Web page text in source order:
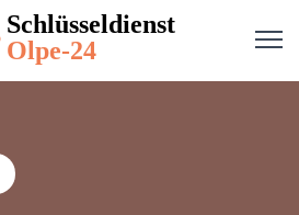
Schlüsseldienst
Olpe-24